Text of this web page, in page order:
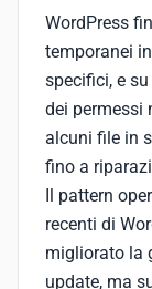
WordPress
temporanei
specifici, e
dei permessi
alcuni file in
fino a
Il pattern
recenti di
migliorato la
update, ma